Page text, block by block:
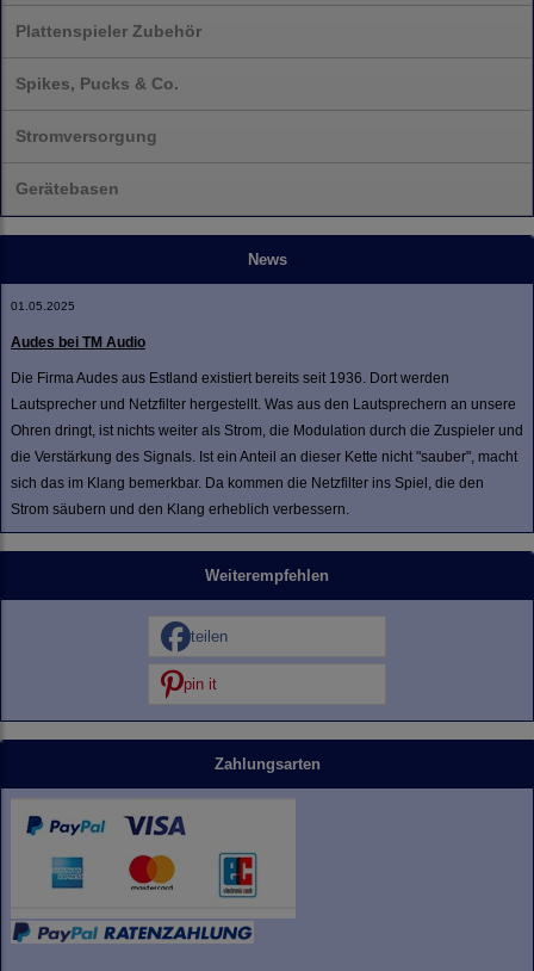
Plattenspieler Zubehör
Spikes, Pucks & Co.
Stromversorgung
Gerätebasen
News
01.05.2025
Audes bei TM Audio
Die Firma Audes aus Estland existiert bereits seit 1936. Dort werden
Lautsprecher und Netzfilter hergestellt. Was aus den Lautsprechern an unsere
Ohren dringt, ist nichts weiter als Strom, die Modulation durch die Zuspieler und
die Verstärkung des Signals. Ist ein Anteil an dieser Kette nicht "sauber", macht
sich das im Klang bemerkbar. Da kommen die Netzfilter ins Spiel, die den
Strom säubern und den Klang erheblich verbessern.
Weiterempfehlen
teilen
pin it
Zahlungsarten